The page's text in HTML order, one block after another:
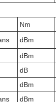
Nm
dBm
dBm
dB
dBm
dBm